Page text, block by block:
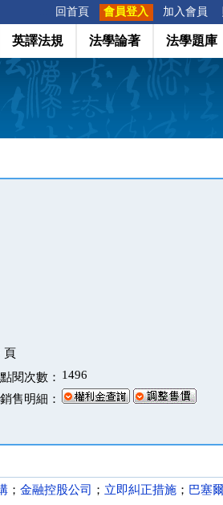
回首頁 會員登入 加入會員
英譯法規 法學論著 法學題庫
頁
點閱次數： 1496
銷售明細：
； 金融控股公司 ； 立即糾正措施 ； 巴塞